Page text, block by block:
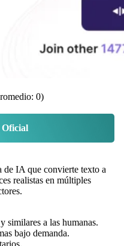
0)
Oficial
de IA que convierte texto a
realistas en múltiples
similares a las humanas.
bajo demanda.